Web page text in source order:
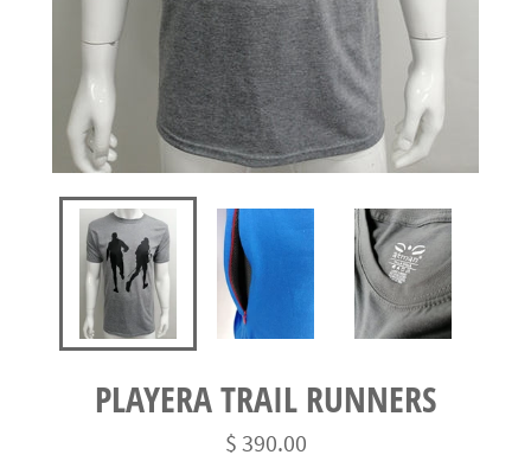
PLAYERA TRAIL RUNNERS
Precio
habitual
$ 390.00